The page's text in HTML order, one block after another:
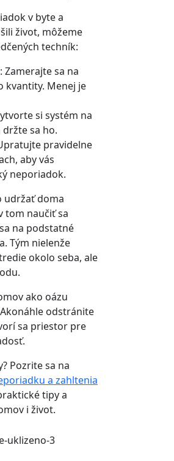
v byte a
život, môžeme
techník:
: Zamerajte sa na
kvantity. Menej je
si systém na
držte sa ho.
pravidelne
aby vás
neporiadok.
udržať doma
tom naučiť sa
na podstatné
Tým nielenže
okolo seba, ale
ako oázu
odstránite
sa priestor pre
Pozrite sa na
a zahltenia
tipy a
i život.